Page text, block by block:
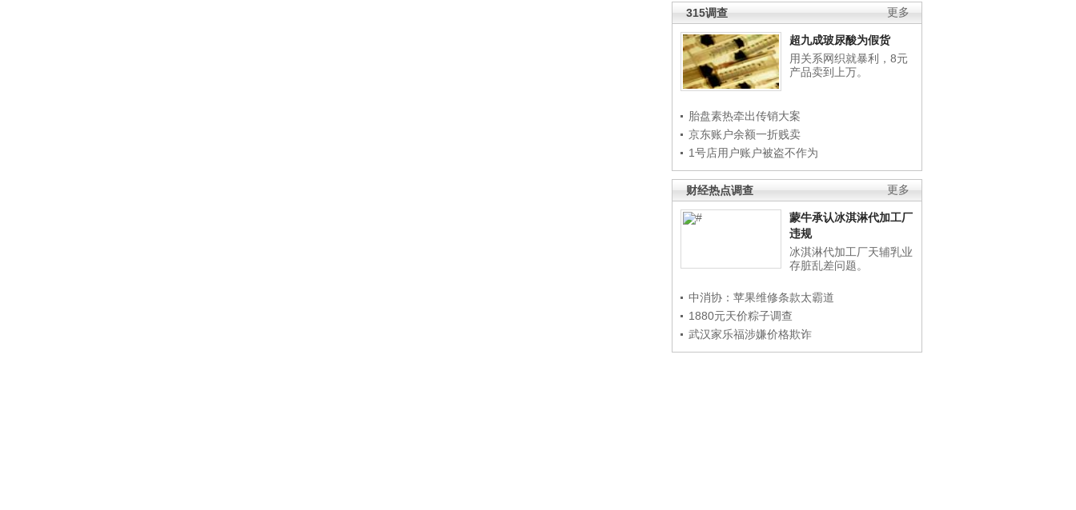
更多
315调查
超九成玻尿酸为假货
用关系网织就暴利，8元
产品卖到上万。
胎盘素热牵出传销大案
京东账户余额一折贱卖
1号店用户账户被盗不作为
更多
财经热点调查
蒙牛承认冰淇淋代加工厂
违规
冰淇淋代加工厂天辅乳业
存脏乱差问题。
中消协：苹果维修条款太霸道
1880元天价粽子调查
武汉家乐福涉嫌价格欺诈